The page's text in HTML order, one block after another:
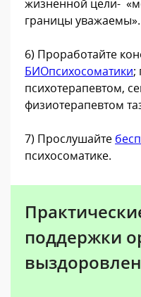
жизненной цели-
границы уважаемы».
6) Проработайте
БИОпсихосоматики;
психотерапевтом,
физиотерапевтом
7) Прослушайте
психосоматике.
поддержки